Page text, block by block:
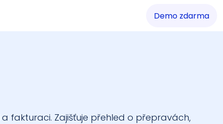
fakturaci. Zajišťuje přehled o přepravách,
Demo zdarma